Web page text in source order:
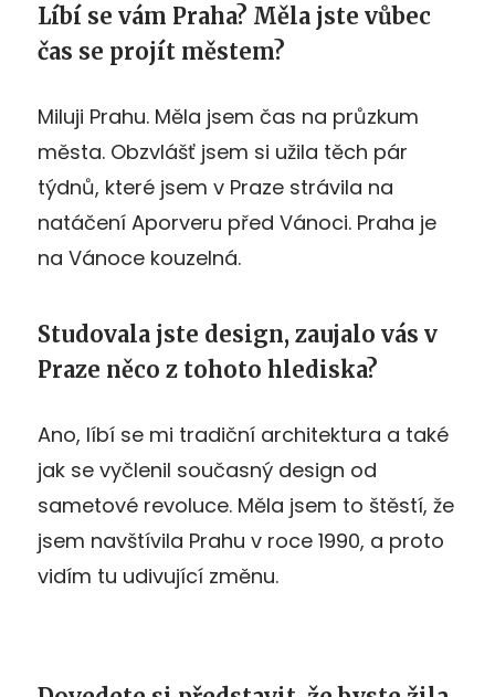
Líbí se vám Praha? Měla jste vůbec
čas se projít městem?
Miluji Prahu. Měla jsem čas na průzkum
města. Obzvlášť jsem si užila těch pár
týdnů, které jsem v Praze strávila na
natáčení Aporveru před Vánoci. Praha je
na Vánoce kouzelná.
Studovala jste design, zaujalo vás v
Praze něco z tohoto hlediska?
Ano, líbí se mi tradiční architektura a také
jak se vyčlenil současný design od
sametové revoluce. Měla jsem to štěstí, že
jsem navštívila Prahu v roce 1990, a proto
vidím tu udivující změnu.